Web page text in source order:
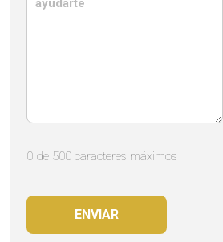
0 de 500 caracteres máximos